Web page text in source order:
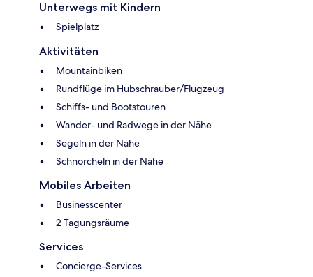
Unterwegs mit Kindern
Spielplatz
Aktivitäten
Mountainbiken
Rundflüge im Hubschrauber/Flugzeug
Schiffs- und Bootstouren
Wander- und Radwege in der Nähe
Segeln in der Nähe
Schnorcheln in der Nähe
Mobiles Arbeiten
Businesscenter
2 Tagungsräume
Services
Concierge-Services